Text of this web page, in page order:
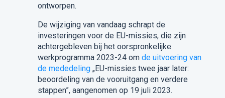
ontworpen.
De wijziging van vandaag schrapt de
investeringen voor de EU-missies, die zijn
achtergebleven bij het oorspronkelijke
werkprogramma 2023-24 om de uitvoering van
de mededeling „EU-missies twee jaar later:
beoordeling van de vooruitgang en verdere
stappen”, aangenomen op 19 juli 2023.